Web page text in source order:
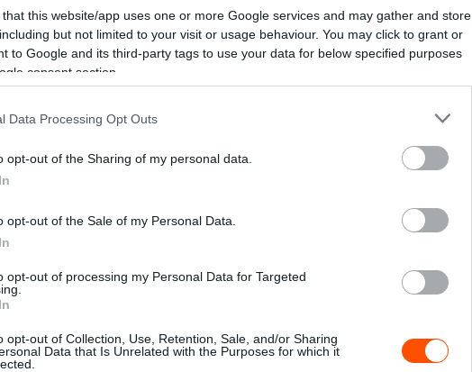
that this website/app uses one or more Google services and may gather and store
but not limited to your visit or usage behaviour. You may click to grant or
to Google and its third-party tags to use your data for below specified purposes
consent section.
Data Processing Opt Outs
opt-out of the Sharing of my personal data.
opt-out of the Sale of my Personal Data.
opt-out of processing my Personal Data for Targeted
opt-out of Collection, Use, Retention, Sale, and/or Sharing
Data that Is Unrelated with the Purposes for which it
X Pinterest WhatsApp
2024-ben sem tud visszatérni az F1-es
próbálhat szerencsét.
üléshez a Forma-1-ben (a Sauber a minap
Valtteri Bottas csapattársa, így gyakorlatilag a
James Vowles viszont ragaszkodik Logan
szerinta sportautózásban, egészen pontosan a
fel.
FRISS